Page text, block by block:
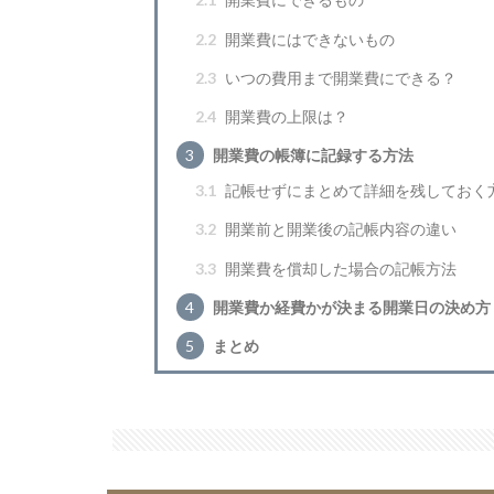
2.2 開業費にはできないもの
2.3 いつの費用まで開業費にできる？
2.4 開業費の上限は？
3
開業費の帳簿に記録する方法
3.1 記帳せずにまとめて詳細を残しておく
3.2 開業前と開業後の記帳内容の違い
3.3 開業費を償却した場合の記帳方法
4 開業費か経費かが決まる開業日の決め方
5 まとめ